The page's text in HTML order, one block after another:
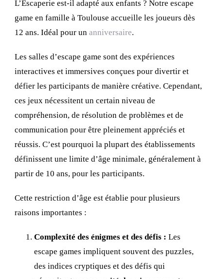
L’Escaperie est-il adapté aux enfants ? Notre escape
game en famille à Toulouse accueille les joueurs dès
12 ans. Idéal pour un anniversaire.
Les salles d’escape game sont des expériences
interactives et immersives conçues pour divertir et
défier les participants de manière créative. Cependant,
ces jeux nécessitent un certain niveau de
compréhension, de résolution de problèmes et de
communication pour être pleinement appréciés et
réussis. C’est pourquoi la plupart des établissements
définissent une limite d’âge minimale, généralement à
partir de 10 ans, pour les participants.
Cette restriction d’âge est établie pour plusieurs
raisons importantes :
Complexité des énigmes et des défis : Les
escape games impliquent souvent des puzzles,
des indices cryptiques et des défis qui